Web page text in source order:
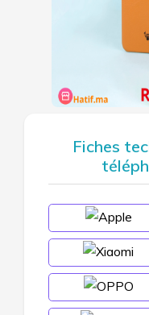
Fiches